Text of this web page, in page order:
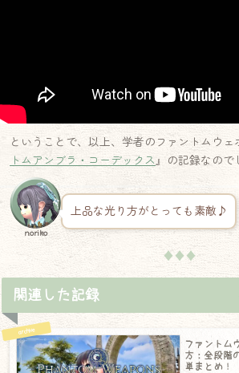
ということで、以上、学者のファントムウェ
トムアンブラ・コーデックス』の記録なので
noriko
上品な光り方がとっても素敵♪
♦♦♦
関連した記録
ファントム
方：全段階
単まとめ！